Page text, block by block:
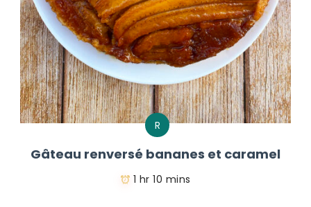
R
Gâteau renversé bananes et caramel
1 hr 10 mins